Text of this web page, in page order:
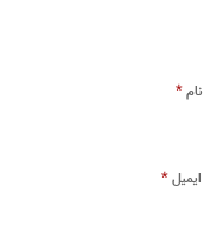
نام*
ایمیل*